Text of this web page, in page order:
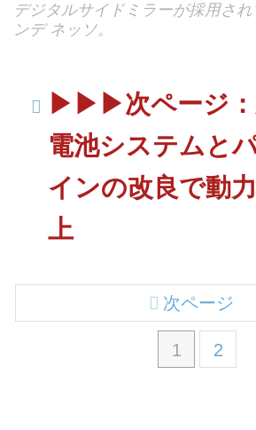
デジタルサイドミラーが採用さ
ンデ ネッソ。
▶︎▶︎▶︎次ページ：
電池システムと
インの改良で動
上
1 2
次ページ